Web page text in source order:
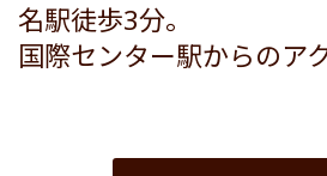
名駅徒歩3分。
国際センター駅からのア